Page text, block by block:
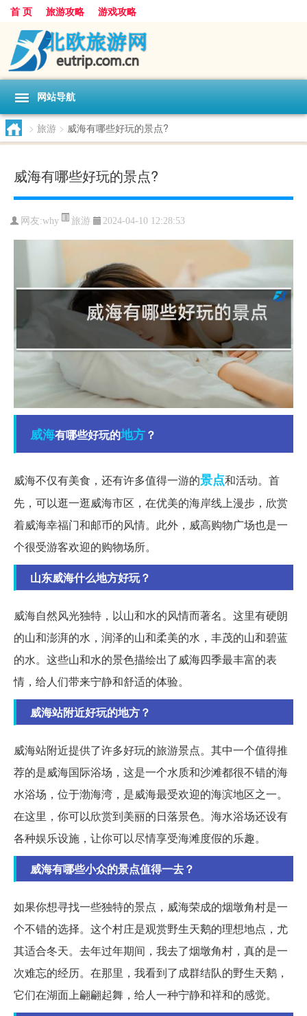
首 页 旅游攻略 游戏攻略
网站导航
> 旅游 > 威海有哪些好玩的景点?
威海有哪些好玩的景点?
网友:why 旅游 2024-04-10 12:28:53
威海有哪些好玩的地方？
威海不仅有美食，还有许多值得一游的景点和活动。首
先，可以逛一逛威海市区，在优美的海岸线上漫步，欣赏
着威海幸福门和邮币的风情。此外，威高购物广场也是一
个很受游客欢迎的购物场所。
山东威海什么地方好玩？
威海自然风光独特，以山和水的风情而著名。这里有硬朗
的山和澎湃的水，润泽的山和柔美的水，丰茂的山和碧蓝
的水。这些山和水的景色描绘出了威海四季最丰富的表
情，给人们带来宁静和舒适的体验。
威海站附近好玩的地方？
威海站附近提供了许多好玩的旅游景点。其中一个值得推
荐的是威海国际浴场，这是一个水质和沙滩都很不错的海
水浴场，位于渤海湾，是威海最受欢迎的海滨地区之一。
在这里，你可以欣赏到美丽的日落景色。海水浴场还设有
各种娱乐设施，让你可以尽情享受海滩度假的乐趣。
威海有哪些小众的景点值得一去？
如果你想寻找一些独特的景点，威海荣成的烟墩角村是一
个不错的选择。这个村庄是观赏野生天鹅的理想地点，尤
其适合冬天。去年过年期间，我去了烟墩角村，真的是一
次难忘的经历。在那里，我看到了成群结队的野生天鹅，
它们在湖面上翩翩起舞，给人一种宁静和祥和的感觉。